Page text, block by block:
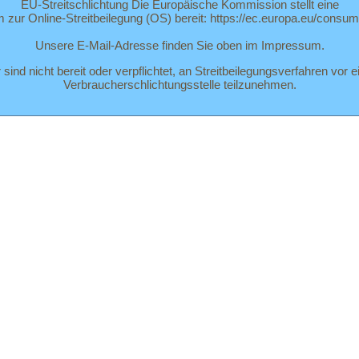
EU-Streitschlichtung Die Europäische Kommission stellt eine
zur Online-Streitbeilegung (OS) bereit: https://ec.europa.eu/
Unsere E-Mail-Adresse finden Sie oben im Impressum.
sind nicht bereit oder verpflichtet, an Streitbeilegungsverfahren vor
Verbraucherschlichtungsstelle teilzunehmen.